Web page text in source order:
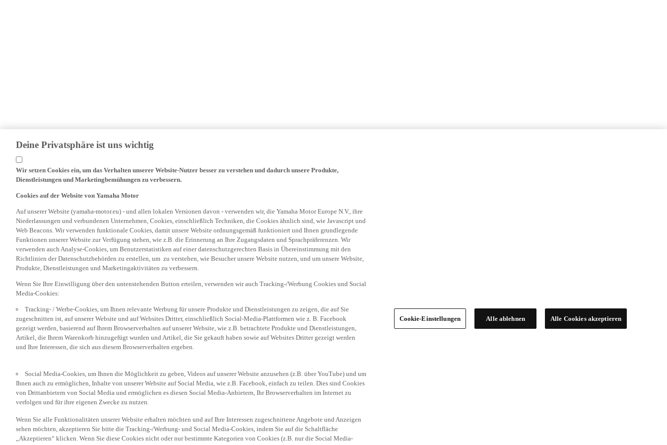
Deine Privatsphäre ist uns wichtig
Wir setzen Cookies ein, um das Verhalten unserer Website-Nutzer besser zu verstehen und dadurch unsere Produkte,
Dienstleistungen und Marketingbemühungen zu verbessern.
Cookies auf der Website von Yamaha Motor
Auf unserer Website (yamaha-motor.eu) - und allen lokalen Versionen davon - verwenden wir, die Yamaha Motor Europe N.V., ihre
Niederlassungen und verbundenen Unternehmen, Cookies, einschließlich Techniken, die Cookies ähnlich sind, wie Javascript und
Web Beacons. Wir verwenden funktionale Cookies, damit unsere Website ordnungsgemäß funktioniert und Ihnen grundlegende
Funktionen unserer Website zur Verfügung stehen, wie z.B. die Erinnerung an Ihre Zugangsdaten und Sprachpräferenzen. Wir
verwenden auch Analyse-Cookies, um Benutzerstatistiken auf einer datenschutzgerechten Basis in Übereinstimmung mit den
Richtlinien der Datenschutzbehörden zu erstellen, um zu verstehen, wie Besucher unsere Website nutzen, und um unsere Website,
Produkte, Dienstleistungen und Marketingaktivitäten zu verbessern.
Wenn Sie Ihre Einwilligung über den untenstehenden Button erteilen, verwenden wir auch Tracking-/Werbung Cookies und Social
Media-Cookies:
Tracking- / Werbe-Cookies, um Ihnen relevante Werbung für unsere Produkte und Dienstleistungen zu zeigen, die auf Sie
zugeschnitten ist, auf unserer Website und auf Websites Dritter, einschließlich Social-Media-Plattformen wie z. B. Facebook
gezeigt werden, basierend auf Ihrem Browserverhalten auf unserer Website, wie z.B. betrachtete Produkte und Dienstleistungen,
Artikel, die Ihrem Warenkorb hinzugefügt wurden und Artikel, die Sie gekauft haben sowie auf Websites Dritter gezeigt werden
und Ihre Interessen, die sich aus diesem Browserverhalten ergeben.
Social Media-Cookies, um Ihnen die Möglichkeit zu geben, Videos auf unserer Website anzusehen (z.B. über YouTube) und um
Ihnen auch zu ermöglichen, Inhalte von unserer Website auf Social Media, wie z.B. Facebook, einfach zu teilen. Dies sind Cookies
von Drittanbietern von Social Media und ermöglichen es diesen Social Media-Anbietern, Ihr Browserverhalten im Internet zu
verfolgen und für ihre eigenen Zwecke zu nutzen.
Wenn Sie alle Funktionalitäten unserer Website erhalten möchten und auf Ihre Interessen zugeschnittene Angebote und Anzeigen
sehen möchten, akzeptieren Sie bitte die Tracking-/Werbung- und Social Media-Cookies, indem Sie auf die Schaltfläche
„Akzeptieren“ klicken. Wenn Sie diese Cookies nicht oder nur bestimmte Kategorien von Cookies (z.B. nur die Social Media-
Cookie-Einstellungen Alle ablehnen Alle Cookies akzeptieren